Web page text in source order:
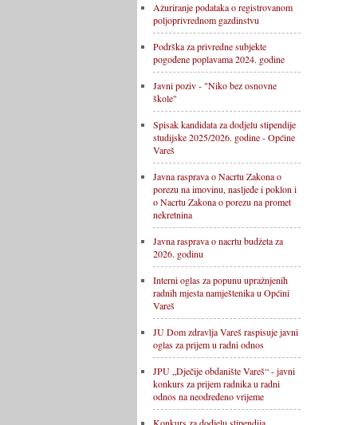
Ažuriranje podataka o registrovanom
poljoprivrednom gazdinstvu
Podrška za privredne subjekte
pogođene poplavama 2024. godine
Javni poziv - "Niko bez osnovne
škole"
Spisak kandidata za dodjelu stipendije
studijske 2025/2026. godine - Općine
Vareš
Javna rasprava o Nacrtu Zakona o
porezu na imovinu, nasljeđe i poklon i
o Nacrtu Zakona o porezu na promet
nekretnina
Javna rasprava o nacrtu budžeta za
2026. godinu
Interni oglas za popunu upražnjenih
radnih mjesta namještenika u Općini
Vareš
JU Dom zdravlja Vareš raspisuje javni
oglas za prijem u radni odnos
JPU „Dječije obdanište Vareš“ - javni
konkurs za prijem radnika u radni
odnos na neodređeno vrijeme